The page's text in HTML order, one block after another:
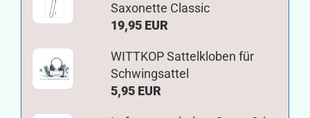
Saxonette Classic
19,95 EUR
WITTKOP Sattelkloben für
Schwingsattel
5,95 EUR